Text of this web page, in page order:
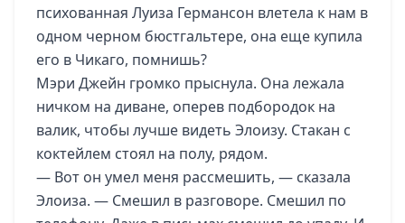
психованная Луиза Германсон влетела к нам в
одном черном бюстгальтере, она еще купила
его в Чикаго, помнишь?
Мэри Джейн громко прыснула. Она лежала
ничком на диване, оперев подбородок на
валик, чтобы лучше видеть Элоизу. Стакан с
коктейлем стоял на полу, рядом.
— Вот он умел меня рассмешить, — сказала
Элоиза. — Смешил в разговоре. Смешил по